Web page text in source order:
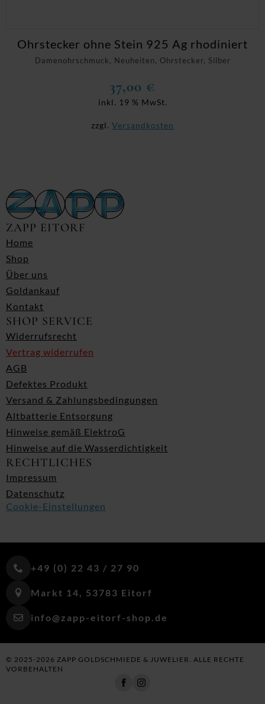
Damenohrschmuck, Neuheiten, Ohrstecker, Silber
Ohrstecker ohne Stein 925 Ag rhodiniert
37,00 €
inkl. 19 % MwSt.
zzgl. Versandkosten
ZAPP EITORF
Home
Shop
Über uns
Goldankauf
Kontakt
SHOP SERVICE
Widerrufsrecht
Vertrag widerrufen
AGB
Defektes Produkt
Versand & Zahlungsbedingungen
Altbatterie Entsorgung
Hinweise gemäß ElektroG
Hinweise auf die Wasserdichtigkeit
RECHTLICHES
Impressum
Datenschutz
Cookie-Einstellungen
+49 (0) 22 43 / 27 90
Markt 14, 53783 Eitorf
info@zapp-eitorf-shop.de
© 2025-2026 ZAPP GOLDSCHMIEDE & JUWELIER. ALLE RECHTE
VORBEHALTEN